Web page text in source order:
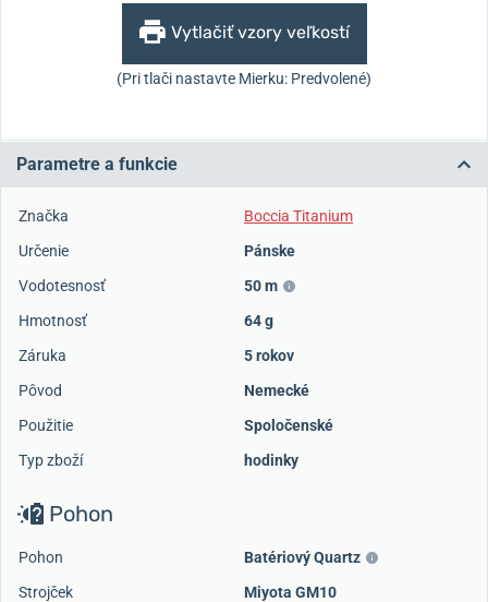
Vytlačiť vzory veľkostí
(Pri tlači nastavte Mierku: Predvolené)
Parametre a funkcie
Značka
Boccia Titanium
Určenie
Pánske
Vodotesnosť
50 m
Hmotnosť
64 g
Záruka
5 rokov
Pôvod
Nemecké
Použitie
Spoločenské
Typ zboží
hodinky
Pohon
Pohon
Batériový Quartz
Strojček
Miyota GM10